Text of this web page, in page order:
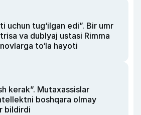
uchun tug‘ilgan edi”. Bir umr
va dublyaj ustasi Rimma
to‘la hayoti
kerak”. Mutaxassislar
boshqara olmay
bildirdi